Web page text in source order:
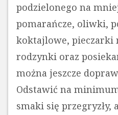
podzielonego na
pomarańcze, oliwki,
koktajlowe, pieczarki
rodzynki oraz
można jeszcze
Odstawić na
smaki się przegryzły,